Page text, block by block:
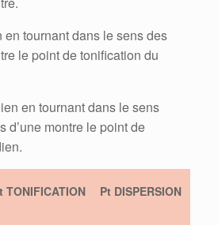
tournant dans le sens des
le point de tonification du
en tournant dans le sens
d’une montre le point de
TONIFICATION Pt DISPERSION